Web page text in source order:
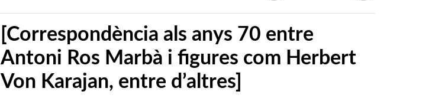
[Correspondència als anys 70 entre
Antoni Ros Marbà i figures com Herbert
Von Karajan, entre d’altres]